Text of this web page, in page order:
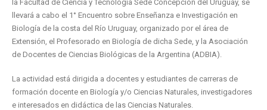
la Facultad de Ciencia y Tecnología Sede Concepción del Uruguay, se
llevará a cabo el 1° Encuentro sobre Enseñanza e Investigación en
Biología de la costa del Río Uruguay, organizado por el área de
Extensión, el Profesorado en Biología de dicha Sede, y la Asociación
de Docentes de Ciencias Biológicas de la Argentina (ADBIA).
La actividad está dirigida a docentes y estudiantes de carreras de
formación docente en Biología y/o Ciencias Naturales, investigadores
e interesados en didáctica de las Ciencias Naturales.